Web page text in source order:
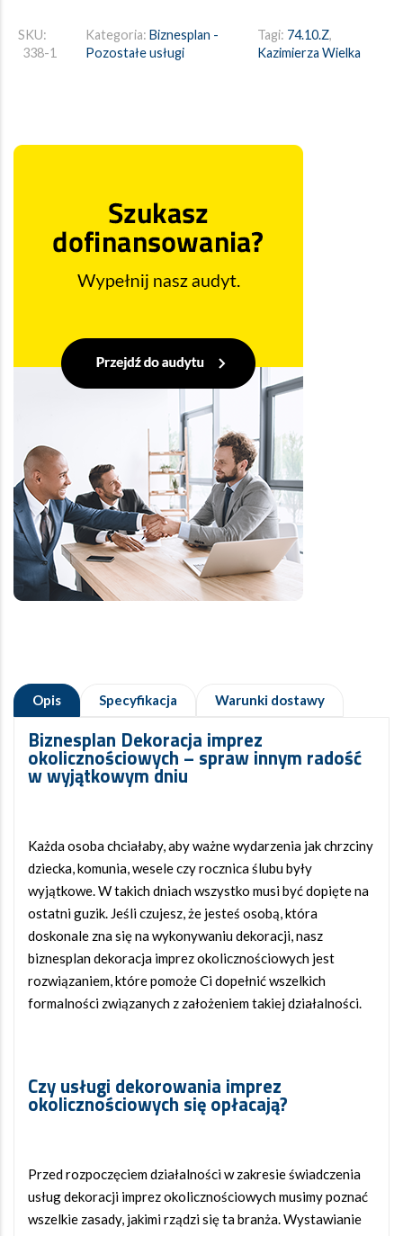
SKU:
338-1
Kategoria: Biznesplan -
Pozostałe usługi
Tagi: 74.10.Z,
Kazimierza Wielka
Opis Specyfikacja Warunki dostawy
Biznesplan Dekoracja imprez
okolicznościowych – spraw innym radość
w wyjątkowym dniu
Każda osoba chciałaby, aby ważne wydarzenia jak chrzciny
dziecka, komunia, wesele czy rocznica ślubu były
wyjątkowe. W takich dniach wszystko musi być dopięte na
ostatni guzik. Jeśli czujesz, że jesteś osobą, która
doskonale zna się na wykonywaniu dekoracji, nasz
biznesplan dekoracja imprez okolicznościowych jest
rozwiązaniem, które pomoże Ci dopełnić wszelkich
formalności związanych z założeniem takiej działalności.
Czy usługi dekorowania imprez
okolicznościowych się opłacają?
Przed rozpoczęciem działalności w zakresie świadczenia
usług dekoracji imprez okolicznościowych musimy poznać
wszelkie zasady, jakimi rządzi się ta branża. Wystawianie